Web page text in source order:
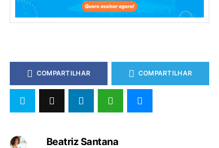
COMPARTILHAR COMPARTILHAR
Beatriz Santana